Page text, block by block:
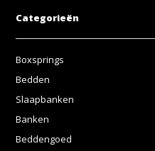
Categorieën
Boxsprings
Bedden
Slaapbanken
Banken
Beddengoed